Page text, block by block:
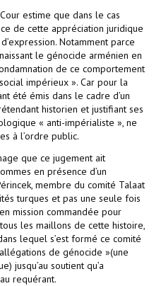
estime que dans le cas
de cette appréciation juridique
Notamment parce
le génocide arménien en
de ce comportement
impérieux ». Car pour la
été émis dans le cadre d’un
historien et justifiant ses
« anti-impérialiste », ne
à l’ordre public.
que ce jugement ait
en présence d’un
membre du comité Talaat
turques et pas une seule fois
mission commandée pour
les maillons de cette histoire,
lequel s’est formé ce comité
de génocide »(une
jusqu’au soutient qu’a
requérant.